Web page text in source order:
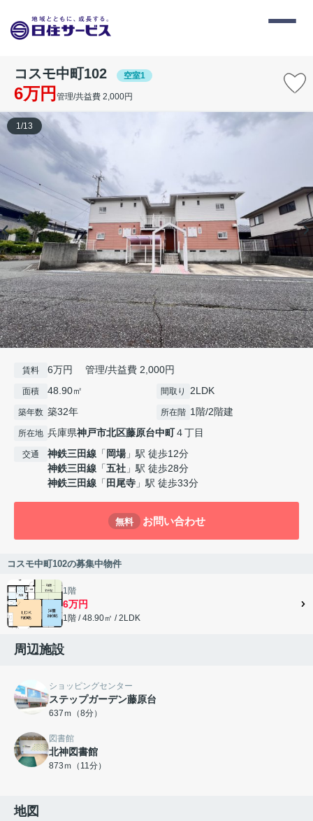
コスモ中町102 空室1
6万円 管理/共益費 2,000円
1/13
賃料 6万円 管理/共益費 2,000円
面積 48.90㎡ 間取り 2LDK
築年数 築32年 所在階 1階/2階建
所在地 兵庫県神戸市北区藤原台中町４丁目
交通 神鉄三田線 「 岡場」駅 徒歩12分
神鉄三田線 「五社 」駅 徒歩28分
神鉄三田線 「 田尾寺 」駅 徒歩33分
無料 お問い合わせ
コスモ中町102の募集中物件
1階
6万円
1階 / 48.90㎡ / 2LDK
周辺施設
ショッピングセンター
ステップガーデン藤原台
637ｍ（8分）
図書館
北神図書館
873ｍ（11分）
地図